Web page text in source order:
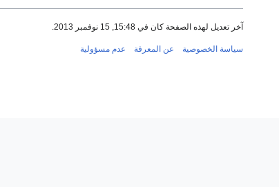
آخر تعديل لهذه الصفحة كان في 15:48, 15 نوفمبر 2013.
سياسة الخصوصية عن المعرفة عدم مسؤولية